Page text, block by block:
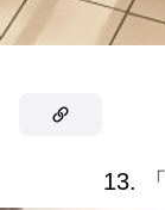
13.